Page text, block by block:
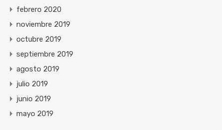
febrero 2020
noviembre 2019
octubre 2019
septiembre 2019
agosto 2019
julio 2019
junio 2019
mayo 2019